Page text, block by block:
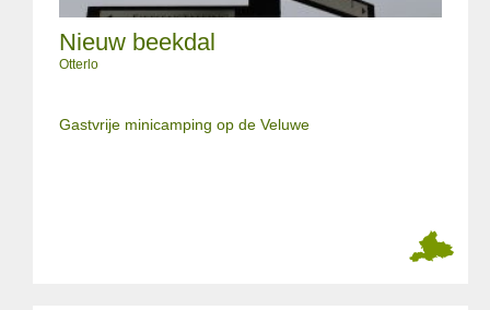
Nieuw beekdal
Otterlo
Gastvrije minicamping op de Veluwe